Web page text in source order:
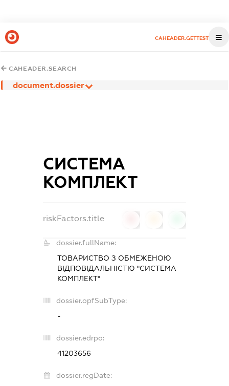
CAHEADER.GETTEST
CAHEADER.SEARCH
document.dossier
СИСТЕМА
КОМПЛЕКТ
riskFactors.title
dossier.fullName:
ТОВАРИСТВО З ОБМЕЖЕНОЮ
ВІДПОВІДАЛЬНІСТЮ "СИСТЕМА
КОМПЛЕКТ"
dossier.opfSubType:
-
dossier.edrpo:
41203656
dossier.regDate: